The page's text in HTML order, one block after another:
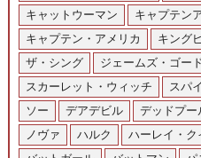
キャットウーマン
キャプテン
キャプテン・アメリカ
キング
ザ・シング
ジェームズ・ゴー
スカーレット・ウィッチ
スパ
ソー
デアデビル デッドプー
ノヴァ
ハルク ハーレイ・ク